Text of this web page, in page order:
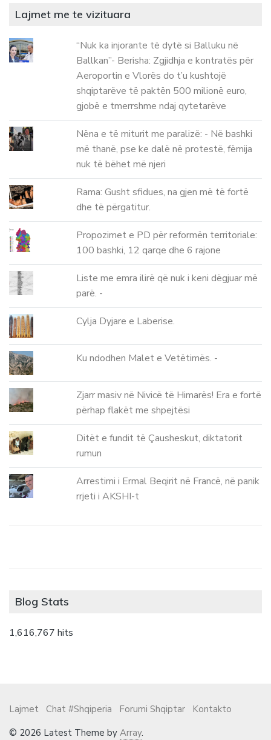
Lajmet me te vizituara
“Nuk ka injorante të dytë si Balluku në
Ballkan”- Berisha: Zgjidhja e kontratës për
Aeroportin e Vlorës do t’u kushtojë
shqiptarëve të paktën 500 milionë euro,
gjobë e tmerrshme ndaj qytetarëve
Nëna e të miturit me paralizë: - Në bashki
më thanë, pse ke dalë në protestë, fëmija
nuk të bëhet më njeri
Rama: Gusht sfidues, na gjen më të fortë
dhe të përgatitur.
Propozimet e PD për reformën territoriale:
100 bashki, 12 qarqe dhe 6 rajone
Liste me emra ilirë që nuk i keni dëgjuar më
parë. -
Cylja Dyjare e Laberise.
Ku ndodhen Malet e Vetëtimës. -
Zjarr masiv në Nivicë të Himarës! Era e fortë
përhap flakët me shpejtësi
Ditët e fundit të Çausheskut, diktatorit
rumun
Arrestimi i Ermal Beqirit në Francë, në panik
rrjeti i AKSHI-t
Blog Stats
1,616,767 hits
Lajmet Chat #Shqiperia Forumi Shqiptar
Kontakto
© 2026 Latest Theme by Array.